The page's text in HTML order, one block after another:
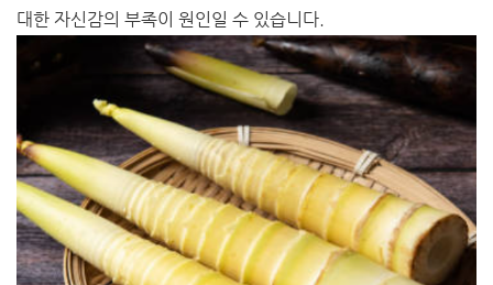
대한 자신감의 부족이 원인일 수 있습니다.